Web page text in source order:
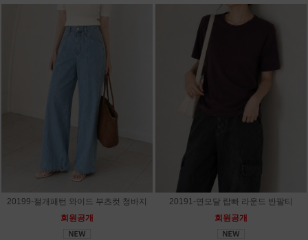
20199-절개패턴 와이드 부츠컷 청바지
회원공개
20191-면모달 랍빠 라운드 반팔티
회원공개